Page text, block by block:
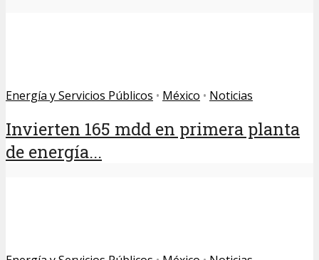
Energía y Servicios Públicos • México • Noticias
Invierten 165 mdd en primera planta
de energía...